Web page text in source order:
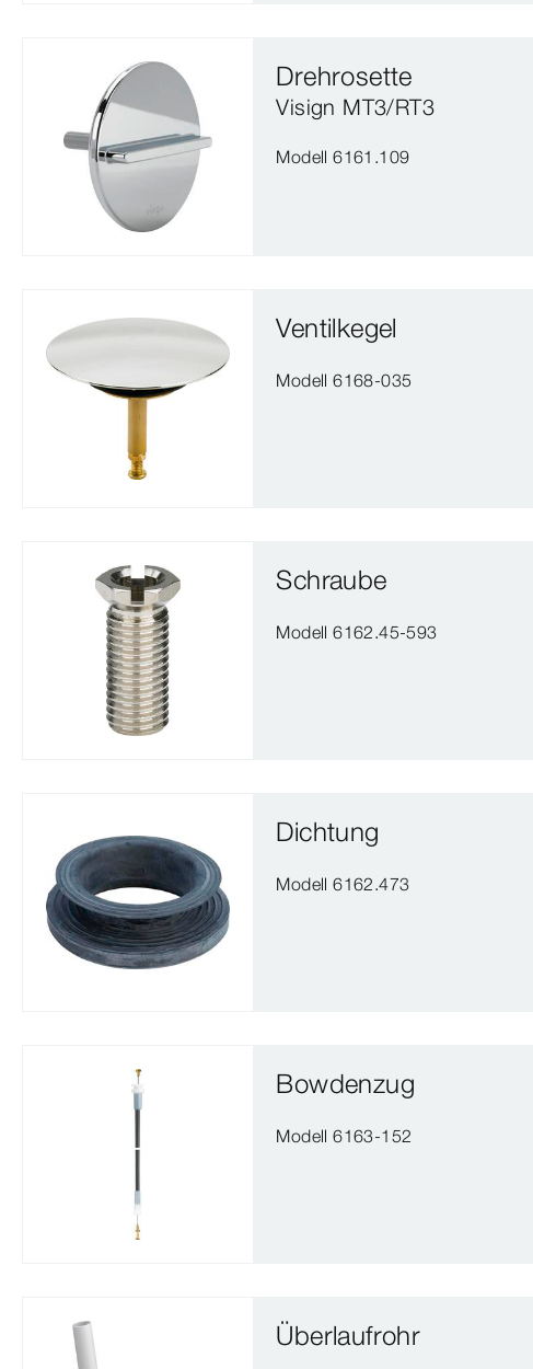
Drehrosette
Visign MT3/RT3
Modell 6161.109
Ventilkegel
Modell 6168-035
Schraube
Modell 6162.45-593
Dichtung
Modell 6162.473
Bowdenzug
Modell 6163-152
Überlaufrohr